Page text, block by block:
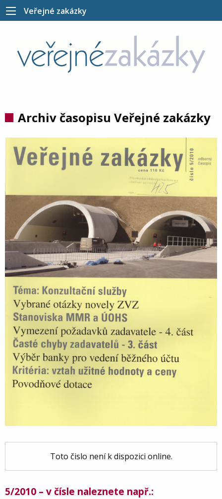
Veřejné zakázky
Archiv časopisu Veřejné zakázky
Toto čislo není k dispozici online.
5/2010 – v čísle naleznete např.: